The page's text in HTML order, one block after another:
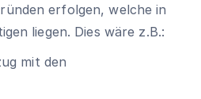
erfolgen, welche in
liegen. Dies wäre z.B.:
mit den